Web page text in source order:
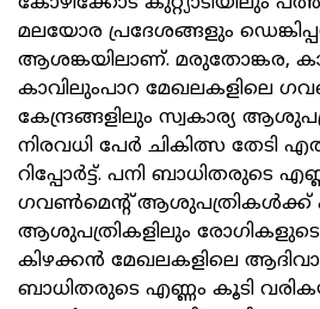
മലയോര പ്രദേശങ്ങളും
ആശങ്കയിലാണ്. മരുതോങ്കര,
കാവിലുംപാറ മേഖലകളിലെ
കേന്ദ്രങ്ങളിലും സ്വകാര്യ
നിരവധി പേര്‍ ചികിത്സ തേടി
റിപ്പോര്‍ട്ട്. പനി ബാധിതരുടെ
ഗവണ്‍മെന്റ് ആശുപത്രികള്‍ക്ക്
ആശുപത്രികളിലും
കിഴക്കന്‍ മേഖലകളിലെ
ബാധിതരുടെ എണ്ണം കൂടി